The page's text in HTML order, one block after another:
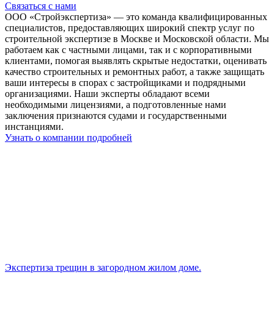
Связаться с нами
ООО «Стройэкспертиза» — это команда квалифицированных
специалистов, предоставляющих широкий спектр услуг по
строительной экспертизе в Москве и Московской области. Мы
работаем как с частными лицами, так и с корпоративными
клиентами, помогая выявлять скрытые недостатки, оценивать
качество строительных и ремонтных работ, а также защищать
ваши интересы в спорах с застройщиками и подрядными
организациями. Наши эксперты обладают всеми
необходимыми лицензиями, а подготовленные нами
заключения признаются судами и государственными
инстанциями.
Узнать о компании подробней
Экспертиза трещин в загородном жилом доме.